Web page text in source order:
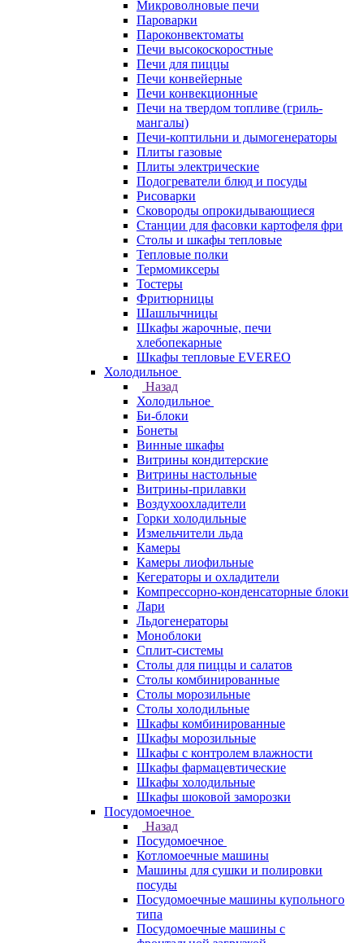
Микроволновые печи
Пароварки
Пароконвектоматы
Печи высокоскоростные
Печи для пиццы
Печи конвейерные
Печи конвекционные
Печи на твердом топливе (гриль-
мангалы)
Печи-коптильни и дымогенераторы
Плиты газовые
Плиты электрические
Подогреватели блюд и посуды
Рисоварки
Сковороды опрокидывающиеся
Станции для фасовки картофеля фри
Столы и шкафы тепловые
Тепловые полки
Термомиксеры
Тостеры
Фритюрницы
Шашлычницы
Шкафы жарочные, печи
хлебопекарные
Шкафы тепловые EVEREO
Холодильное
Назад
Холодильное
Би-блоки
Бонеты
Винные шкафы
Витрины кондитерские
Витрины настольные
Витрины-прилавки
Воздухоохладители
Горки холодильные
Измельчители льда
Камеры
Камеры лиофильные
Кегераторы и охладители
Компрессорно-конденсаторные блоки
Лари
Льдогенераторы
Моноблоки
Сплит-системы
Столы для пиццы и салатов
Столы комбинированные
Столы морозильные
Столы холодильные
Шкафы комбинированные
Шкафы морозильные
Шкафы с контролем влажности
Шкафы фармацевтические
Шкафы холодильные
Шкафы шоковой заморозки
Посудомоечное
Назад
Посудомоечное
Котломоечные машины
Машины для сушки и полировки
посуды
Посудомоечные машины купольного
типа
Посудомоечные машины с